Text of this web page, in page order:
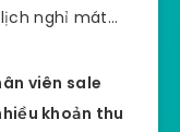
nghỉ mát…
viên sale
khoản thu